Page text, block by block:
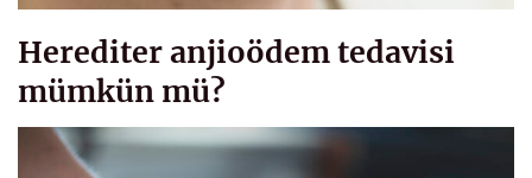
Herediter anjioödem tedavisi
mümkün mü?